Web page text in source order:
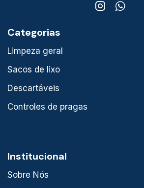
Categorias
Limpeza geral
Sacos de lixo
Descartáveis
Controles de pragas
Institucional
Sobre Nós